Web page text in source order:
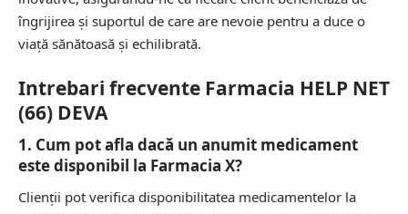
îngrijirea și suportul de care are nevoie pentru a duce o
viață sănătoasă și echilibrată.
Intrebari frecvente Farmacia HELP NET
(66) DEVA
1. Cum pot afla dacă un anumit medicament
este disponibil la Farmacia X?
Clienții pot verifica disponibilitatea medicamentelor la